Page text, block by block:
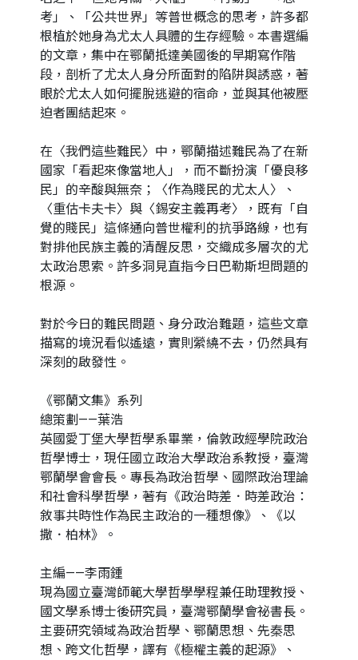
考」、「公共世界」等普世概念的思考，許多都
根植於她身為尤太人具體的生存經驗。本書選編
的文章，集中在鄂蘭抵達美國後的早期寫作階
段，剖析了尤太人身分所面對的陷阱與誘惑，著
眼於尤太人如何擺脫逃避的宿命，並與其他被壓
迫者團結起來。
在〈我們這些難民〉中，鄂蘭描述難民為了在新
國家「看起來像當地人」，而不斷扮演「優良移
民」的辛酸與無奈；〈作為賤民的尤太人〉、
〈重估卡夫卡〉與〈錫安主義再考〉，既有「自
覺的賤民」這條通向普世權利的抗爭路線，也有
對排他民族主義的清醒反思，交織成多層次的尤
太政治思索。許多洞見直指今日巴勒斯坦問題的
根源。
對於今日的難民問題、身分政治難題，這些文章
描寫的境況看似遙遠，實則縈繞不去，仍然具有
深刻的啟發性。
《鄂蘭文集》系列
總策劃——葉浩
英國愛丁堡大學哲學系畢業，倫敦政經學院政治
哲學博士，現任國立政治大學政治系教授，臺灣
鄂蘭學會會長。專長為政治哲學、國際政治理論
和社會科學哲學，著有《政治時差．時差政治：
敘事共時性作為民主政治的一種想像》、《以
撒．柏林》。
主編——李雨鍾
現為國立臺灣師範大學哲學學程兼任助理教授、
國文學系博士後研究員，臺灣鄂蘭學會祕書長。
主要研究領域為政治哲學、鄂蘭思想、先秦思
想、跨文化哲學，譯有《極權主義的起源》、